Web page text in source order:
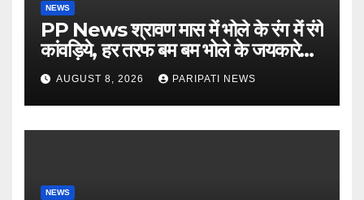
NEWS
PP News श्रावण मास में भोले के रंग में रंगे
कांवड़िये, हर तरफ बम बम भोले के जयकारे…
see more..
AUGUST 8, 2026 PARIPATI NEWS
NEWS